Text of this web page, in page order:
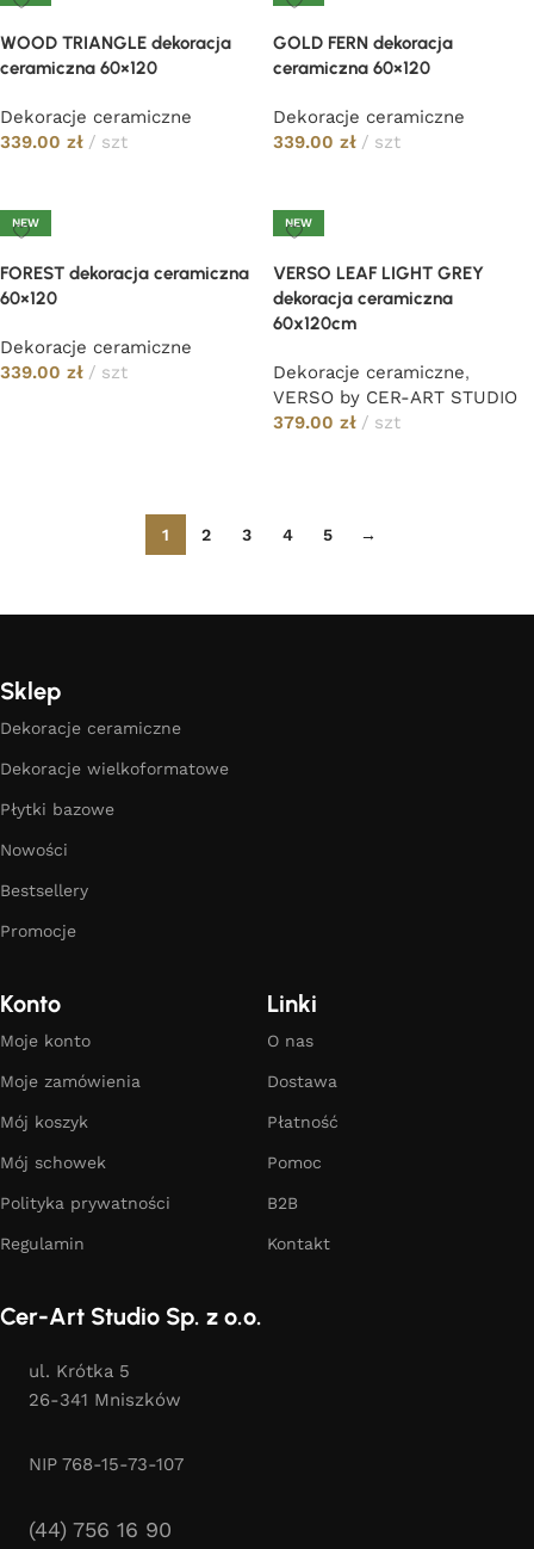
WOOD TRIANGLE dekoracja
ceramiczna 60×120
Dekoracje ceramiczne
339.00 zł szt
GOLD FERN dekoracja
ceramiczna 60×120
Dekoracje ceramiczne
339.00 zł szt
NEW
FOREST dekoracja ceramiczna
60×120
Dekoracje ceramiczne
339.00 zł szt
NEW
VERSO LEAF LIGHT GREY
dekoracja ceramiczna
60x120cm
Dekoracje ceramiczne,
VERSO by CER-ART STUDIO
379.00 zł szt
1 2 3 4 5 →
Sklep
Dekoracje ceramiczne
Dekoracje wielkoformatowe
Płytki bazowe
Nowości
Bestsellery
Promocje
Konto
Moje konto
Moje zamówienia
Mój koszyk
Mój schowek
Polityka prywatności
Regulamin
Linki
O nas
Dostawa
Płatność
Pomoc
B2B
Kontakt
Cer-Art Studio Sp. z o.o.
ul. Krótka 5
26-341 Mniszków
NIP 768-15-73-107
(44) 756 16 90